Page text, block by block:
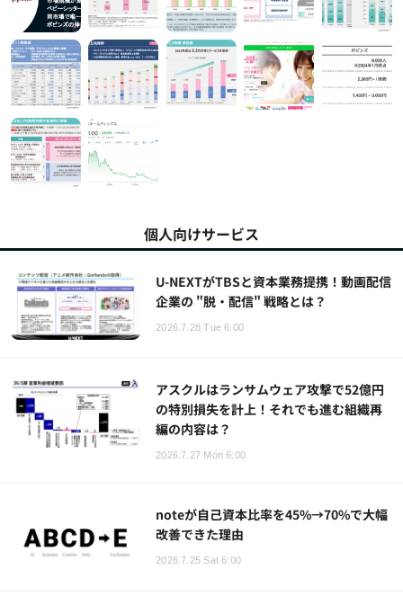
個人向けサービス
U-NEXTがTBSと資本業務提携！動画配信
企業の "脱・配信" 戦略とは？
2026.7.28 Tue 6:00
アスクルはランサムウェア攻撃で52億円
の特別損失を計上！それでも進む組織再
編の内容は？
2026.7.27 Mon 6:00
noteが自己資本比率を45%→70%で大幅
改善できた理由
2026.7.25 Sat 6:00